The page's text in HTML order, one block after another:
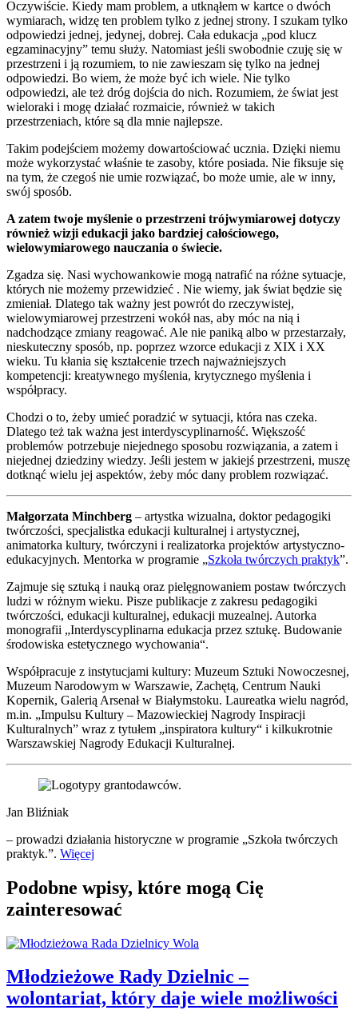
Oczywiście. Kiedy mam problem, a utknąłem w kartce o dwóch
wymiarach, widzę ten problem tylko z jednej strony. I szukam tylko
odpowiedzi jednej, jedynej, dobrej. Cała edukacja „pod klucz
egzaminacyjny” temu służy. Natomiast jeśli swobodnie czuję się w
przestrzeni i ją rozumiem, to nie zawieszam się tylko na jednej
odpowiedzi. Bo wiem, że może być ich wiele. Nie tylko
odpowiedzi, ale też dróg dojścia do nich. Rozumiem, że świat jest
wieloraki i mogę działać rozmaicie, również w takich
przestrzeniach, które są dla mnie najlepsze.
Takim podejściem możemy dowartościować ucznia. Dzięki niemu
może wykorzystać właśnie te zasoby, które posiada. Nie fiksuje się
na tym, że czegoś nie umie rozwiązać, bo może umie, ale w inny,
swój sposób.
A zatem twoje myślenie o przestrzeni trójwymiarowej dotyczy
również wizji edukacji jako bardziej całościowego,
wielowymiarowego nauczania o świecie.
Zgadza się. Nasi wychowankowie mogą natrafić na różne sytuacje,
których nie możemy przewidzieć . Nie wiemy, jak świat będzie się
zmieniał. Dlatego tak ważny jest powrót do rzeczywistej,
wielowymiarowej przestrzeni wokół nas, aby móc na nią i
nadchodzące zmiany reagować. Ale nie paniką albo w przestarzały,
nieskuteczny sposób, np. poprzez wzorce edukacji z XIX i XX
wieku. Tu kłania się kształcenie trzech najważniejszych
kompetencji: kreatywnego myślenia, krytycznego myślenia i
współpracy.
Chodzi o to, żeby umieć poradzić w sytuacji, która nas czeka.
Dlatego też tak ważna jest interdyscyplinarność. Większość
problemów potrzebuje niejednego sposobu rozwiązania, a zatem i
niejednej dziedziny wiedzy. Jeśli jestem w jakiejś przestrzeni, muszę
dotknąć wielu jej aspektów, żeby móc dany problem rozwiązać.
Małgorzata Minchberg – artystka wizualna, doktor pedagogiki
twórczości, specjalistka edukacji kulturalnej i artystycznej,
animatorka kultury, twórczyni i realizatorka projektów artystyczno-
edukacyjnych. Mentorka w programie „Szkoła twórczych praktyk”.
Zajmuje się sztuką i nauką oraz pielęgnowaniem postaw twórczych
ludzi w różnym wieku. Pisze publikacje z zakresu pedagogiki
twórczości, edukacji kulturalnej, edukacji muzealnej. Autorka
monografii „Interdyscyplinarna edukacja przez sztukę. Budowanie
środowiska estetycznego wychowania“.
Współpracuje z instytucjami kultury: Muzeum Sztuki Nowoczesnej,
Muzeum Narodowym w Warszawie, Zachętą, Centrum Nauki
Kopernik, Galerią Arsenał w Białymstoku. Laureatka wielu nagród,
m.in. „Impulsu Kultury – Mazowieckiej Nagrody Inspiracji
Kulturalnych” wraz z tytułem „inspiratora kultury“ i kilkukrotnie
Warszawskiej Nagrody Edukacji Kulturalnej.
Jan Bliźniak
– prowadzi działania historyczne w programie „Szkoła twórczych
praktyk.”. Więcej
Podobne wpisy, które mogą Cię
zainteresować
Młodzieżowe Rady Dzielnic –
wolontariat, który daje wiele możliwości